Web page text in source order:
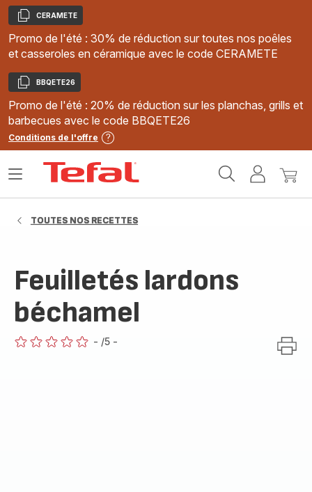
Copier
CERAMETE
Promo de l'été : 30% de réduction sur toutes nos poêles
et casseroles en céramique avec le code CERAMETE
Copier
BBQETE26
Promo de l'été : 20% de réduction sur les planchas, grills et
barbecues avec le code BBQETE26
Conditions de l'offre
MonMon
Ouvrir
TOUTES NOS RECETTES
Feuilletés lardons
béchamel
- /5 -